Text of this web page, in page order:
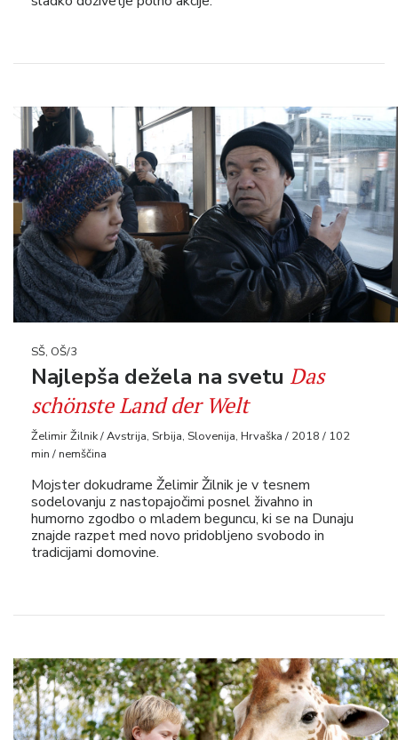
SŠ, OŠ/3
Najlepša dežela na svetu Das
schönste Land der Welt
Želimir Žilnik / Avstrija, Srbija, Slovenija, Hrvaška / 2018 / 102
min / nemščina
Mojster dokudrame Želimir Žilnik je v tesnem
sodelovanju z nastopajočimi posnel živahno in
humorno zgodbo o mladem beguncu, ki se na Dunaju
znajde razpet med novo pridobljeno svobodo in
tradicijami domovine.